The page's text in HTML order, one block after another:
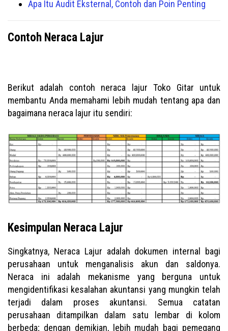
Apa Itu Audit Eksternal, Contoh dan Poin Penting
Contoh Neraca Lajur
Berikut adalah contoh neraca lajur Toko Gitar untuk
membantu Anda memahami lebih mudah tentang apa dan
bagaimana neraca lajur itu sendiri:
Kesimpulan Neraca Lajur
Singkatnya, Neraca Lajur adalah dokumen internal bagi
perusahaan untuk menganalisis akun dan saldonya.
Neraca ini adalah mekanisme yang berguna untuk
mengidentifikasi kesalahan akuntansi yang mungkin telah
terjadi dalam proses akuntansi. Semua catatan
perusahaan ditampilkan dalam satu lembar di kolom
berbeda; dengan demikian, lebih mudah bagi pemegang